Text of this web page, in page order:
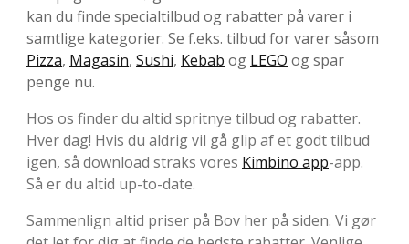
kan du finde specialtilbud og rabatter på varer i
samtlige kategorier. Se f.eks. tilbud for varer såsom
Pizza, Magasin, Sushi, Kebab og LEGO og spar
penge nu.
Hos os finder du altid spritnye tilbud og rabatter.
Hver dag! Hvis du aldrig vil gå glip af et godt tilbud
igen, så download straks vores Kimbino app-app.
Så er du altid up-to-date.
Sammenlign altid priser på Bov her på siden. Vi gør